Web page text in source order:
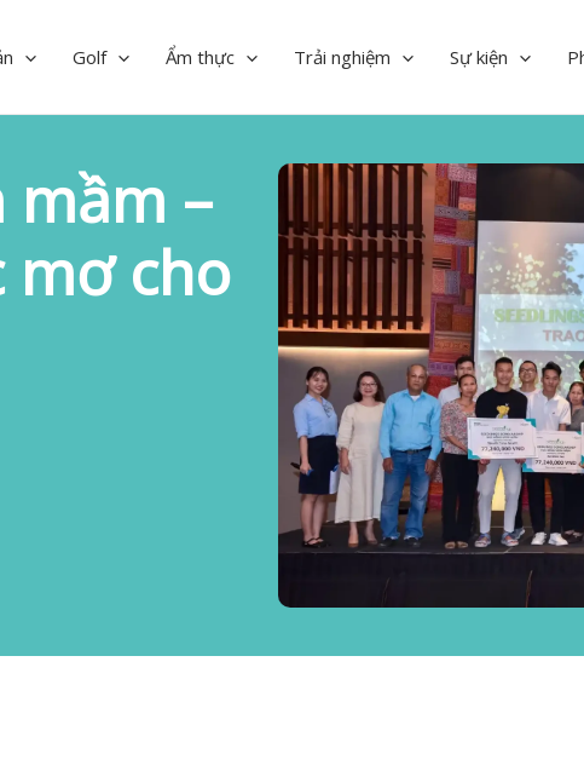
Golf Ẩm thực Trải nghiệm Sự kiện
mầm –
mơ cho